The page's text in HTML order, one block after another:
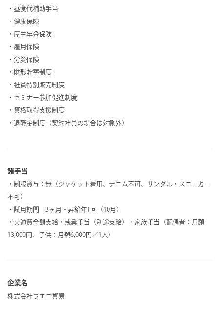
・昼食代補助手当
・健康保険
・厚生年金保険
・雇用保険
・労災保険
・財形貯蓄制度
・社員特別販売制度
・セミナー参加促進制度
・資格取得支援制度
・退職金制度（契約社員の場合は対象外）
諸手当
・制服貸与：無（ジャケット着用、デニム不可、サンダル・スニーカー
不可）
・試用期間 3ヶ月・昇給年1回（10月）
・交通費全額支給・残業手当（別途支給）・家族手当（配偶者：月額
13,000円、子供：月額6,000円／1人）
企業名
株式会社ウエニ貿易